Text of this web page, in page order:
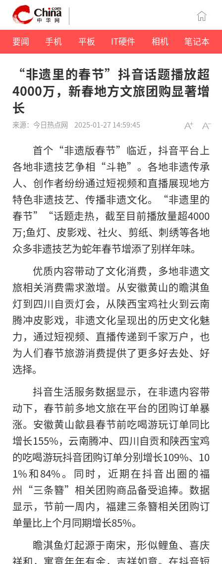
要闻 手机 平板 IT硬件 相机 笔记本
“非遗里的春节”抖音话题播放超
4000万，新春地方文旅团购显著增
长
来源：今日热点网 2025-01-27 14:59:45
首个“非遗版春节”临近，抖音平台上
各地非遗技艺争相“斗艳”。各地非遗传承
人、创作者纷纷通过短视频和直播展现地方
特色非遗技艺、传播非遗文化。“非遗里的
春节”“话题走热，截至目前播放量超4000
万;鱼灯、皮影戏、社火、剪纸、刺绣等各地
众多非遗技艺为蛇年春节增添了别样年味。
优质内容带动了文化消费，多地非遗文
旅相关消费需求激增。从安徽黄山的瞻淇鱼
灯到四川自贡灯会，从陕西宝鸡社火到云南
腾冲皮影戏，非遗文化呈现出的历史文化魅
力，通过短视频、直播传递到千家万户，也
为人们春节旅游消费提供了更多好去处、好
选择。
抖音生活服务数据显示，在非遗内容带
动下，春节前多地文旅在平台的团购订单暴
涨。安徽黄山歙县春节前吃喝游玩订单同比
增长155%，云南腾冲、四川自贡和陕西宝鸡
的吃喝游玩抖音团购订单分别增长109%、10
1%和84%。同时，近期在抖音出圈的福
州“三条簪”相关团购商品备受追捧。数据
显示，节前一周内，福建三条簪相关团购订
单量比上个月同期增长85%。
瞻淇鱼灯起源于南宋，形似鲤鱼、喜庆
祥和，寓意年年有余，吉祥如意。在抖音短